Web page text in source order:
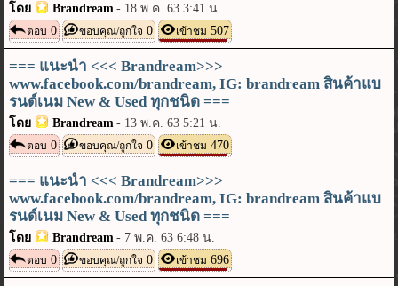
โดย Brandream - 18 พ.ค. 63 3:41 น.
ตอบ 0 ขอบคุณ/ถูกใจ 0 เข้าชม 507
=== แนะนำ <<< Brandream>>>
www.facebook.com/brandream, IG: brandream สินค้าแบ
รนด์เนม New & Used ทุกชนิด ===
โดย Brandream - 13 พ.ค. 63 5:21 น.
ตอบ 0 ขอบคุณ/ถูกใจ 0 เข้าชม 470
=== แนะนำ <<< Brandream>>>
www.facebook.com/brandream, IG: brandream สินค้าแบ
รนด์เนม New & Used ทุกชนิด ===
โดย Brandream - 7 พ.ค. 63 6:48 น.
ตอบ 0 ขอบคุณ/ถูกใจ 0 เข้าชม 696